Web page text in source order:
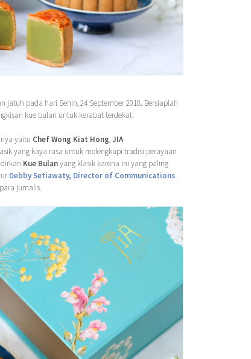
jatuh pada hari Senin, 24 September 2018. Bersiaplah
kue bulan untuk kerabat terdekat.
yaitu Chef Wong Kiat Hong,JIA
yang kaya rasa untuk melengkapi tradisi perayaan
Kue Bulanyang klasik karena ini yang paling
Debby Setiawaty, Director of Communications
jurnalis.